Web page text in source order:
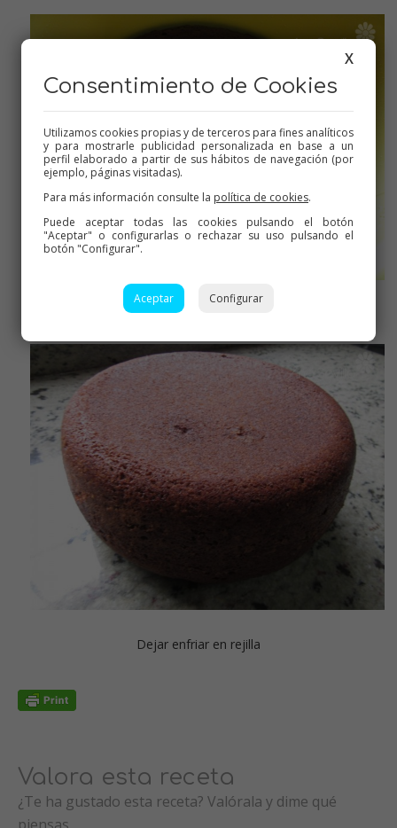
Ya horneado
Dejar enfriar en rejilla
Valora esta receta
¿Te ha gustado esta receta? Valórala y dime qué
piensas
X
Consentimiento de Cookies
Utilizamos cookies propias y de terceros para fines analíticos
y para mostrarle publicidad personalizada en base a un
perfil elaborado a partir de sus hábitos de navegación (por
ejemplo, páginas visitadas).
Para más información consulte la política de cookies.
Puede aceptar todas las cookies pulsando el botón
"Aceptar" o configurarlas o rechazar su uso pulsando el
botón "Configurar".
Aceptar Configurar